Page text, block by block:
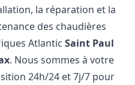
la réparation et la
des chaudières
AtlanticSaint Paul
. Nous sommes à votre
24h/24 et 7j/7 pour